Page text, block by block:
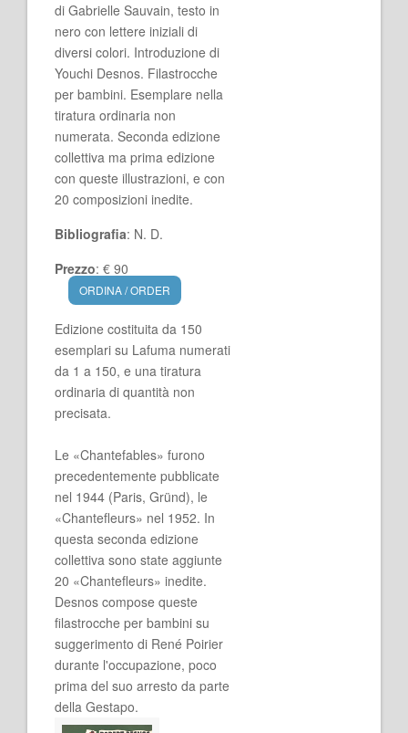
di Gabrielle Sauvain, testo in
nero con lettere iniziali di
diversi colori. Introduzione di
Youchi Desnos. Filastrocche
per bambini. Esemplare nella
tiratura ordinaria non
numerata. Seconda edizione
collettiva ma prima edizione
con queste illustrazioni, e con
20 composizioni inedite.
Bibliografia: N. D.
Prezzo: € 90
ORDINA / ORDER
Edizione costituita da 150
esemplari su Lafuma numerati
da 1 a 150, e una tiratura
ordinaria di quantità non
precisata.
Le «Chantefables» furono
precedentemente pubblicate
nel 1944 (Paris, Gründ), le
«Chantefleurs» nel 1952. In
questa seconda edizione
collettiva sono state aggiunte
20 «Chantefleurs» inedite.
Desnos compose queste
filastrocche per bambini su
suggerimento di René Poirier
durante l'occupazione, poco
prima del suo arresto da parte
della Gestapo.